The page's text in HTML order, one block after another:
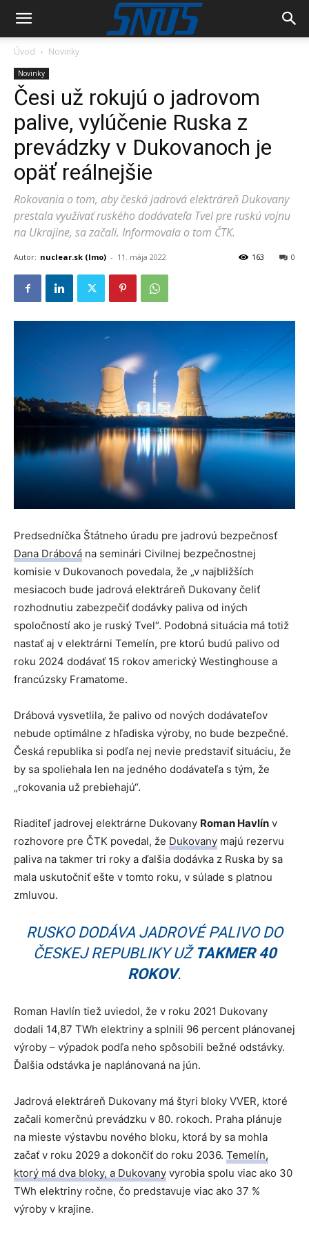
Úvod Novinky
Novinky
Česi už rokujú o jadrovom
palive, vylúčenie Ruska z
prevádzky v Dukovanoch je
opäť reálnejšie
Rokovania o tom, aby česká jadrová elektráreň Dukovany
prestala využívať ruského dodávateľa Tvel pre ruskú vojnu
na Ukrajine, sa začali. Informovala o tom ČTK.
Autor: nuclear.sk (lmo) - 11. mája 2022 0
163
Predsedníčka Štátneho úradu pre jadrovú bezpečnosť
Dana Drábová na seminári Civilnej bezpečnostnej
komisie v Dukovanoch povedala, že „v najbližších
mesiacoch bude jadrová elektráreň Dukovany čeliť
rozhodnutiu zabezpečiť dodávky paliva od iných
spoločností ako je ruský Tvel“. Podobná situácia má totiž
nastať aj v elektrárni Temelín, pre ktorú budú palivo od
roku 2024 dodávať 15 rokov americký Westinghouse a
francúzsky Framatome.
Drábová vysvetlila, že palivo od nových dodávateľov
nebude optimálne z hľadiska výroby, no bude bezpečné.
Česká republika si podľa nej nevie predstaviť situáciu, že
by sa spoliehala len na jedného dodávateľa s tým, že
„rokovania už prebiehajú“.
Riaditeľ jadrovej elektrárne Dukovany Roman Havlín v
rozhovore pre ČTK povedal, že Dukovany majú rezervu
paliva na takmer tri roky a ďalšia dodávka z Ruska by sa
mala uskutočniť ešte v tomto roku, v súlade s platnou
zmluvou.
RUSKO DODÁVA JADROVÉ PALIVO DO
ČESKEJ REPUBLIKY UŽ TAKMER 40
ROKOV.
Roman Havlín tiež uviedol, že v roku 2021 Dukovany
dodali 14,87 TWh elektriny a splnili 96 percent plánovanej
výroby – výpadok podľa neho spôsobili bežné odstávky.
Ďalšia odstávka je naplánovaná na jún.
Jadrová elektráreň Dukovany má štyri bloky VVER, ktoré
začali komerčnú prevádzku v 80. rokoch. Praha plánuje
na mieste výstavbu nového bloku, ktorá by sa mohla
začať v roku 2029 a dokončiť do roku 2036. Temelín,
ktorý má dva bloky, a Dukovany vyrobia spolu viac ako 30
TWh elektriny ročne, čo predstavuje viac ako 37 %
výroby v krajine.